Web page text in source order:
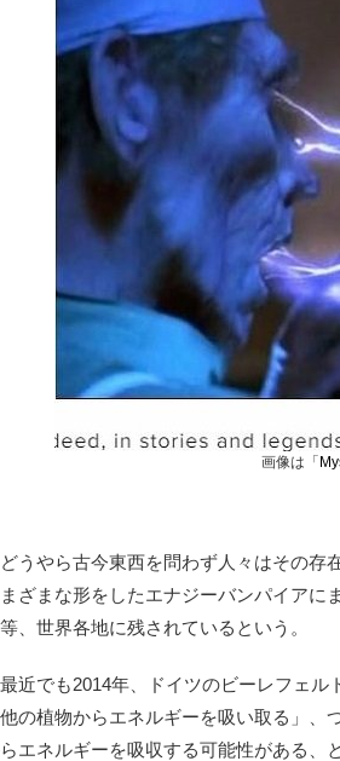
画像は「
うやら古今東西を問わず人々はその存
ざまな形をしたエナジーバンパイアに
、世界各地に残されているという。
近でも2014年、ドイツのビーレフェル
の植物からエネルギーを吸い取る」、
エネルギーを吸収する可能性がある、